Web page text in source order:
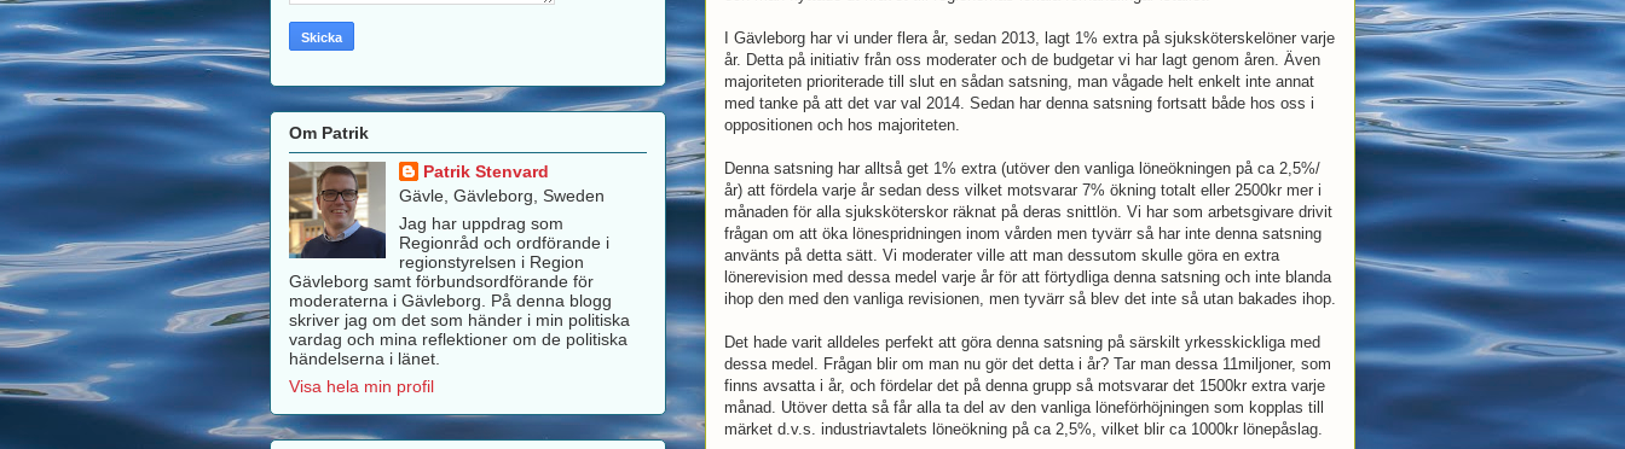
I Gävleborg har vi under flera år, sedan 2013, lagt 1% extra på sjuksköterskelöner varje
år. Detta på initiativ från oss moderater och de budgetar vi har lagt genom åren. Även
majoriteten prioriterade till slut en sådan satsning, man vågade helt enkelt inte annat
med tanke på att det var val 2014. Sedan har denna satsning fortsatt både hos oss i
oppositionen och hos majoriteten.
Denna satsning har alltså get 1% extra (utöver den vanliga löneökningen på ca 2,5%/
år) att fördela varje år sedan dess vilket motsvarar 7% ökning totalt eller 2500kr mer i
månaden för alla sjuksköterskor räknat på deras snittlön. Vi har som arbetsgivare drivit
frågan om att öka lönespridningen inom vården men tyvärr så har inte denna satsning
använts på detta sätt. Vi moderater ville att man dessutom skulle göra en extra
lönerevision med dessa medel varje år för att förtydliga denna satsning och inte blanda
ihop den med den vanliga revisionen, men tyvärr så blev det inte så utan bakades ihop.
Det hade varit alldeles perfekt att göra denna satsning på särskilt yrkesskickliga med
dessa medel. Frågan blir om man nu gör det detta i år? Tar man dessa 11miljoner, som
finns avsatta i år, och fördelar det på denna grupp så motsvarar det 1500kr extra varje
månad. Utöver detta så får alla ta del av den vanliga löneförhöjningen som kopplas till
märket d.v.s. industriavtalets löneökning på ca 2,5%, vilket blir ca 1000kr lönepåslag.
Om Patrik
Patrik Stenvard
Gävle, Gävleborg, Sweden
Jag har uppdrag som
Regionråd och ordförande i
regionstyrelsen i Region
Gävleborg samt förbundsordförande för
moderaterna i Gävleborg. På denna blogg
skriver jag om det som händer i min politiska
vardag och mina reflektioner om de politiska
händelserna i länet.
Visa hela min profil